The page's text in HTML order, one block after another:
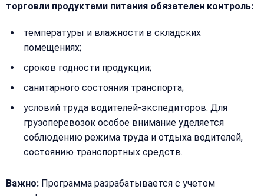
торговли продуктами питания обязателен контроль:
температуры и влажности в складских
помещениях;
сроков годности продукции;
санитарного состояния транспорта;
условий труда водителей-экспедиторов. Для
грузоперевозок особое внимание уделяется
соблюдению режима труда и отдыха водителей,
состоянию транспортных средств.
Важно: Программа разрабатывается с учетом